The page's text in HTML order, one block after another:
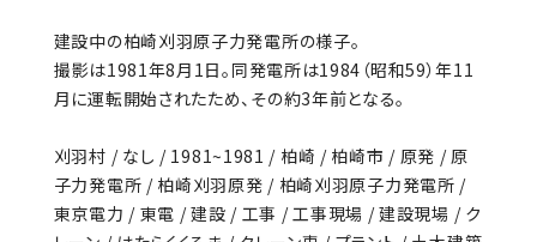
建設中の柏崎刈羽原子力発電所の様子。
撮影は1981年8月1日。同発電所は1984（昭和59）年11
月に運転開始されたため、その約3年前となる。
刈羽村 / なし / 1981~1981 / 柏崎 / 柏崎市 / 原発 / 原
子力発電所 / 柏崎刈羽原発 / 柏崎刈羽原子力発電所 /
東京電力 / 東電 / 建設 / 工事 / 工事現場 / 建設現場 / ク